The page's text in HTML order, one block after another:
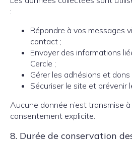
:
Répondre à vos messages
contact ;
Envoyer des informations
Cercle ;
Gérer les adhésions et dons
Sécuriser le site et prévenir
Aucune donnée n’est transmise
consentement explicite.
8. Durée de conservation